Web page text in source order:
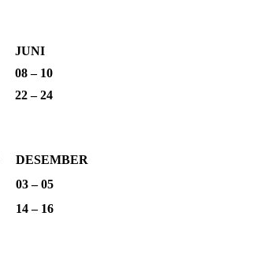
JUNI
08 – 10
22 – 24
DESEMBER
03 – 05
14 – 16